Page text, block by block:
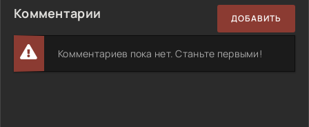
Комментарии ДОБАВИТЬ
Комментариев пока нет. Станьте первыми!